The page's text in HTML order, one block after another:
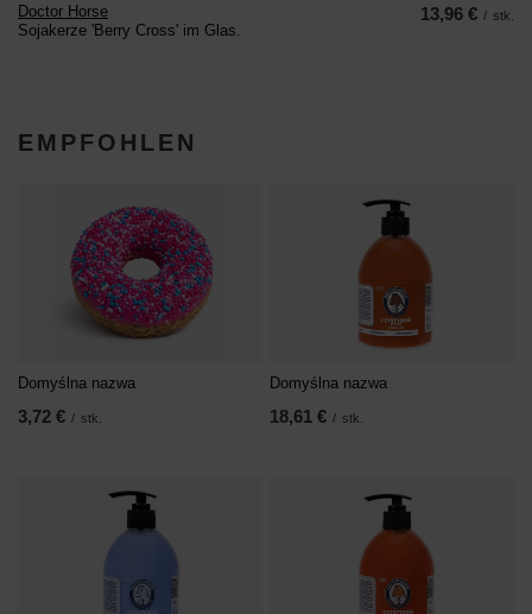
Doctor Horse
Sojakerze 'Berry Cross' im Glas.
13,96 € / stk.
EMPFOHLEN
Domyślna nazwa
3,72 € / stk.
Domyślna nazwa
18,61 € / stk.